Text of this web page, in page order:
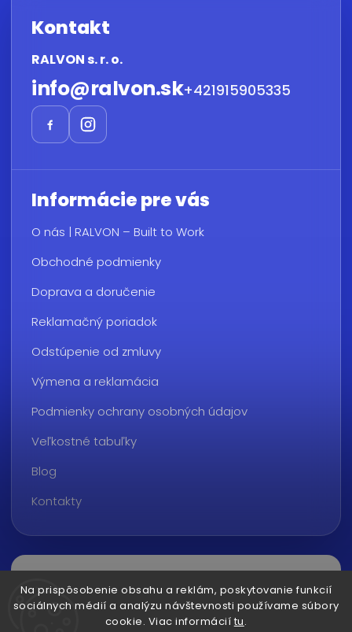
Na prispôsobenie obsahu a reklám, poskytovanie funkcií
sociálnych médií a analýzu návštevnosti používame súbory
cookie. Viac informácií tu.
Kontakt
RALVON s. r. o.
info@ralvon.sk+421915905335
Informácie pre vás
O nás | RALVON – Built to Work
Obchodné podmienky
Doprava a doručenie
Reklamačný poriadok
Odstúpenie od zmluvy
Výmena a reklamácia
Podmienky ochrany osobných údajov
Veľkostné tabuľky
Blog
Kontakty